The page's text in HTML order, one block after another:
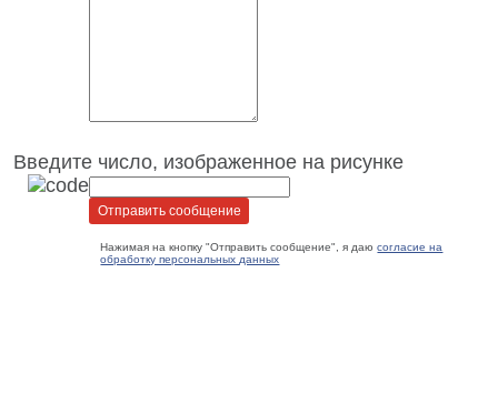
Введите число, изображенное на рисунке
Нажимая на кнопку "Отправить сообщение", я даюсогласие на
обработку персональных данных